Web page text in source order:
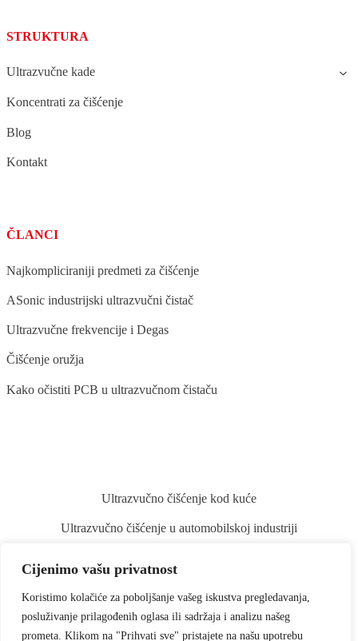
Cijenimo vašu privatnost
Koristimo kolačiće za poboljšanje vašeg iskustva pregledavanja,
posluživanje prilagođenih oglasa ili sadržaja i analizu našeg
prometa. Klikom na "Prihvati sve" pristajete na našu upotrebu
STRUKTURA
Ultrazvučne kade
Koncentrati za čišćenje
Blog
Kontakt
ČLANCI
Najkompliciraniji predmeti za čišćenje
ASonic industrijski ultrazvučni čistač
Ultrazvučne frekvencije i Degas
Čišćenje oružja
Kako očistiti PCB u ultrazvučnom čistaču
Ultrazvučno čišćenje kod kuće
Ultrazvučno čišćenje u automobilskoj industriji
Ultrazvučno čišćenje kistova za šminku